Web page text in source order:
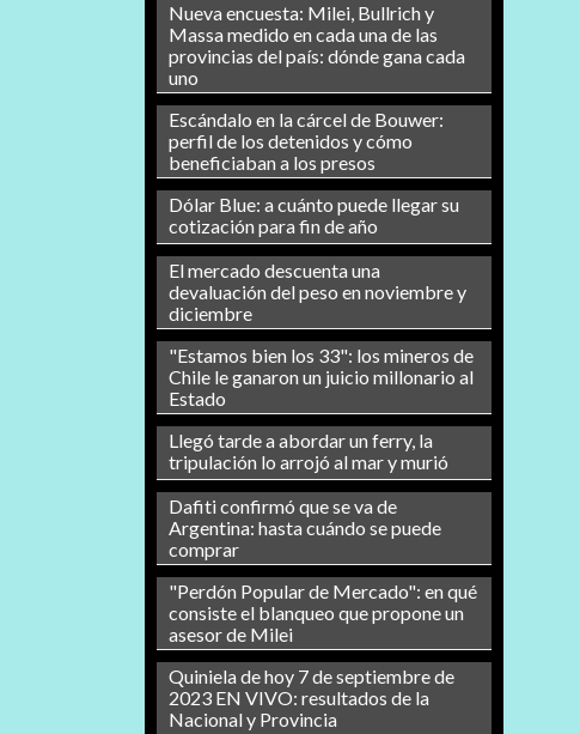
Nueva encuesta: Milei, Bullrich y
Massa medido en cada una de las
provincias del país: dónde gana cada
uno
Escándalo en la cárcel de Bouwer:
perfil de los detenidos y cómo
beneficiaban a los presos
Dólar Blue: a cuánto puede llegar su
cotización para fin de año
El mercado descuenta una
devaluación del peso en noviembre y
diciembre
"Estamos bien los 33": los mineros de
Chile le ganaron un juicio millonario al
Estado
Llegó tarde a abordar un ferry, la
tripulación lo arrojó al mar y murió
Dafiti confirmó que se va de
Argentina: hasta cuándo se puede
comprar
"Perdón Popular de Mercado": en qué
consiste el blanqueo que propone un
asesor de Milei
Quiniela de hoy 7 de septiembre de
2023 EN VIVO: resultados de la
Nacional y Provincia